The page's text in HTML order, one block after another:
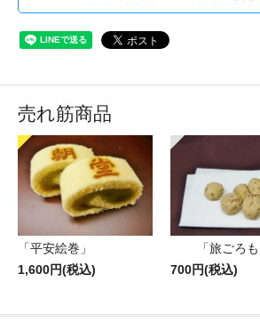
売れ筋商品
「平安絵巻」
1,600円(税込)
「旅ごろも
700円(税込)